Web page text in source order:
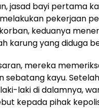
jasad bayi pertama
pekerjaan
keduanya
karung yang diduga
mereka
sebatang kayu.
laki di dalamnya,
kepada pihak